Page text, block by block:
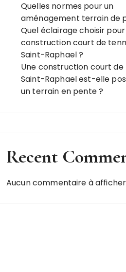
Quelles normes pour un
aménagement terrain de
Quel éclairage choisir
construction court de
Saint-Raphael ?
Une construction court de
Saint-Raphael est-elle
un terrain en pente ?
Recent
Aucun commentaire à